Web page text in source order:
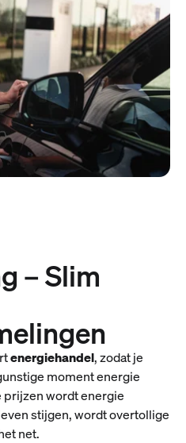
– Slim
energiehandel, zodat je
moment energie
prijzen wordt energie
stijgen, wordt overtollige
net.